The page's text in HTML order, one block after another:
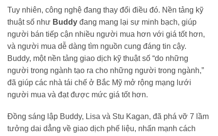
Tuy nhiên, công nghệ đang thay đổi điều đó. Nền tảng kỹ
thuật số như Buddy đang mang lại sự minh bạch, giúp
người bán tiếp cận nhiều người mua hơn với giá tốt hơn,
và người mua dễ dàng tìm nguồn cung đáng tin cậy.
Buddy, một nền tảng giao dịch kỹ thuật số “do những
người trong ngành tạo ra cho những người trong ngành,”
đã giúp các nhà tái chế ở Bắc Mỹ mở rộng mạng lưới
người mua và đạt được mức giá tốt hơn.
Đồng sáng lập Buddy, Lisa và Stu Kagan, đã phá vỡ 7 lầm
tưởng dai dẳng về giao dịch phế liệu, nhấn mạnh cách